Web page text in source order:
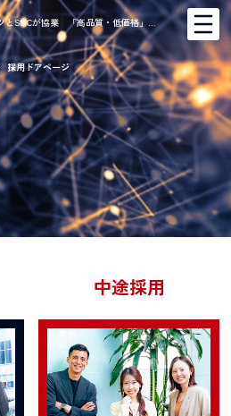
とSNCが協業 「高品質・低価格」…
採用ドアページ
中途採用